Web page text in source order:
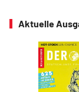
Aktuelle